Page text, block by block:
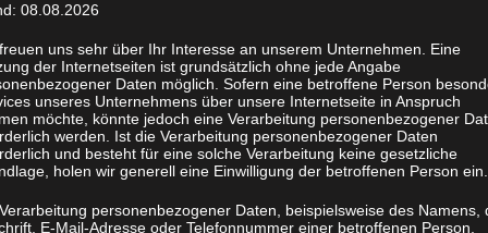
SCIENCE FESTIVAL 2004-2023
08.08.2026
uns sehr über Ihr Interesse an unserem Unternehmen. Eine
der Internetseiten ist grundsätzlich ohne jede Angabe
Daten möglich. Sofern eine betroffene Person
unseres Unternehmens über unsere Internetseite in Anspruch
möchte, könnte jedoch eine Verarbeitung personenbezogener
werden. Ist die Verarbeitung personenbezogener Daten
und besteht für eine solche Verarbeitung keine gesetzliche
holen wir generell eine Einwilligung der betroffenen Person ein.
personenbezogener Daten, beispielsweise des Namens,
E-Mail-Adresse oder Telefonnummer einer betroffenen Person,